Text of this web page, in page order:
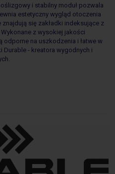
i stabilny moduł pozwala
estetyczny wygląd otoczenia
się zakładki indeksujące z
z wysokiej jakości
odporne na uszkodzenia i łatwe w
Durable - kreatora wygodnych i